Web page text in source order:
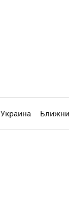
Украина